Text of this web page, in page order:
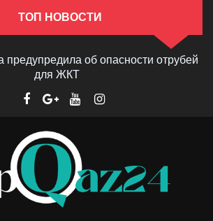
ТОП НОВОСТИ
предупредила об опасности отрубей
для ЖКТ